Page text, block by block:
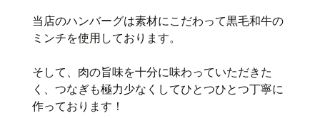
当店のハンバーグは素材にこだわって黒毛和牛の
ミンチを使用しております。
そして、肉の旨味を十分に味わっていただきた
く、つなぎも極力少なくしてひとつひとつ丁寧に
作っております！